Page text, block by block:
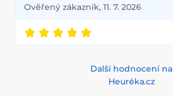
Ověřený zákazník, 11. 7. 2026
Další hodnocení na
Heuréka.cz